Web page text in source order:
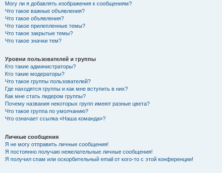
Могу ли я добавлять изображения к сообщениям?
Что такое важные объявления?
Что такое объявления?
Что такое прилепленные темы?
Что такое закрытые темы?
Что такое значки тем?
Уровни пользователей и группы
Кто такие администраторы?
Кто такие модераторы?
Что такое группы пользователей?
Где находятся группы и как мне вступить в них?
Как мне стать лидером группы?
Почему названия некоторых групп имеют разные цвета?
Что такое группа по умолчанию?
Что означает ссылка «Наша команда»?
Личные сообщения
Я не могу отправить личные сообщения!
Я постоянно получаю нежелательные личные сообщения!
Я получил спам или оскорбительный email от кого-то с этой конференции!